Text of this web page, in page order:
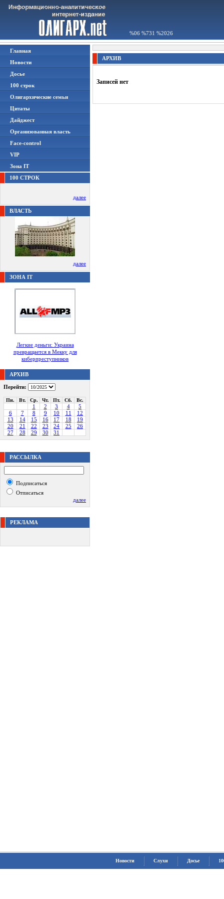
%06 %731 %2026
Главная
Новости
Досье
100 строк
Олигархические семьи
Цитаты
Дайджест
Организованная власть
Face-control
VIP
Зона IT
100 СТРОК
далее
ВЛАСТЬ
далее
ЗОНА IT
Легкие деньги: Украина
превращается в Мекку для
киберпреступников
АРХИВ
Перейти:
Пн. Вт. Ср. Чт. Пт. Сб. Вс.
1 2 3 4
5
6
7 8 9 10 11
12
13
14 15 16 17 18
19
20
21 22 23 24 25
26
27
28 29 30 31
РАССЫЛКА
Подписаться
Отписаться
далее
РЕКЛАМА
АРХИВ
Записей нет
Новости Слухи Досье